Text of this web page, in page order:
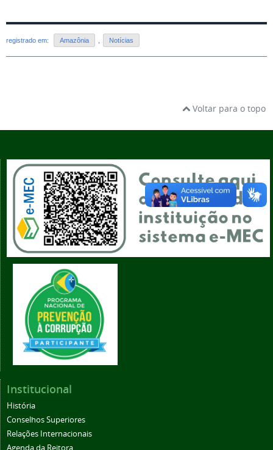
registrado em: Amazônia Notícias
Voltar para o topo
Institucional
História
Conselhos Superiores
Relações Internacionais
Agenda da Reitora